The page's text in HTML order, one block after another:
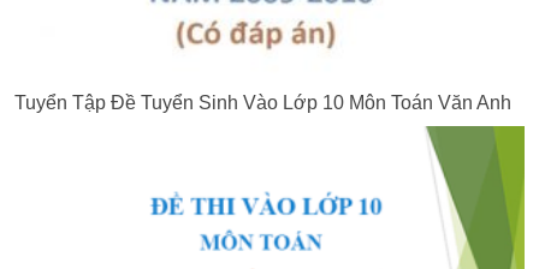
Tuyển Tập Đề Tuyển Sinh Vào Lớp 10 Môn Toán Văn Anh